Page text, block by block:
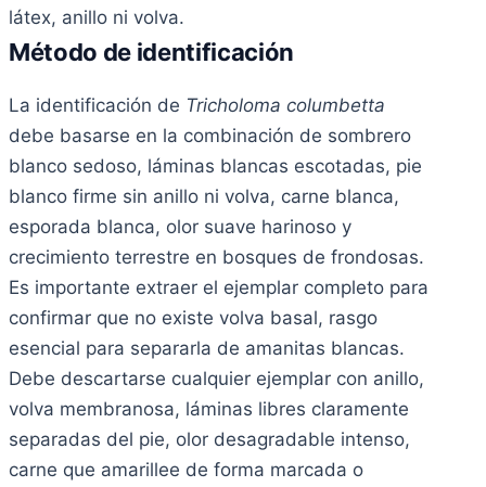
látex, anillo ni volva.
Método de identificación
La identificación de Tricholoma columbetta
debe basarse en la combinación de sombrero
blanco sedoso, láminas blancas escotadas, pie
blanco firme sin anillo ni volva, carne blanca,
esporada blanca, olor suave harinoso y
crecimiento terrestre en bosques de frondosas.
Es importante extraer el ejemplar completo para
confirmar que no existe volva basal, rasgo
esencial para separarla de amanitas blancas.
Debe descartarse cualquier ejemplar con anillo,
volva membranosa, láminas libres claramente
separadas del pie, olor desagradable intenso,
carne que amarillee de forma marcada o